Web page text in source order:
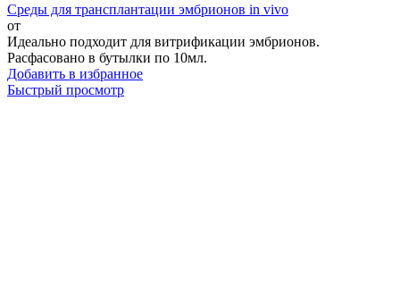
Среды для трансплантации эмбрионов in vivo
от
Идеально подходит для витрификации эмбрионов.
Расфасовано в бутылки по 10мл.
Добавить в избранное
Быстрый просмотр